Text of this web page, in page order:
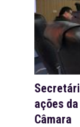
ações
Câmara